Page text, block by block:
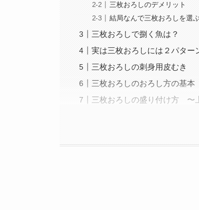
三枚おろしのデメリット
結局なんで三枚おろしを選
三枚おろしで捌く魚は？
実は三枚おろしには２パター
三枚おろしの刺身用皮むき
三枚おろしのおろし方の基本
三枚おろしの盛り付け方 〜